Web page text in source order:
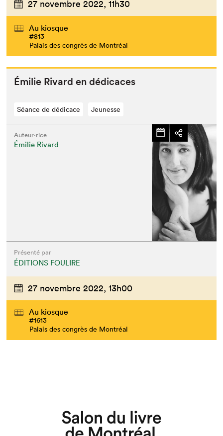
27 novembre 2022, 11h30
Au kiosque
#813
Palais des congrès de Montréal
Émi­lie Rivard en dédicaces
Séance de dédicace Jeunesse
Auteur·rice
Émilie Rivard
Présenté par
ÉDITIONS FOULIRE
27 novembre 2022, 13h00
Au kiosque
#1613
Palais des congrès de Montréal